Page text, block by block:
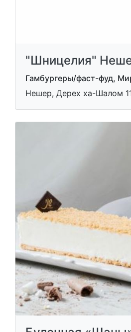
"Шницелия"
Гамбургеры/фаст-фуд,
Нешер, Дерех ха-Шалом